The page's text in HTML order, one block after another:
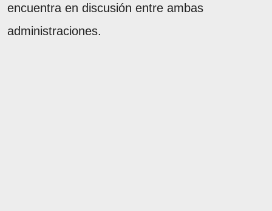
encuentra en discusión entre ambas
administraciones.